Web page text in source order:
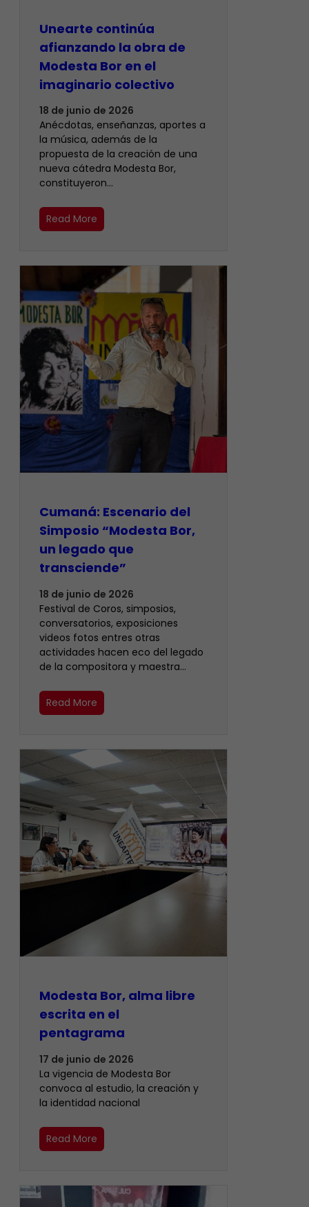
Unearte continúa
afianzando la obra de
Modesta Bor en el
imaginario colectivo
18 de junio de 2026
Anécdotas, enseñanzas, aportes a
la música, además de la
propuesta de la creación de una
nueva cátedra Modesta Bor,
constituyeron…
Read More
Cumaná: Escenario del
Simposio “Modesta Bor,
un legado que
transciende”
18 de junio de 2026
Festival de Coros, simposios,
conversatorios, exposiciones
videos fotos entres otras
actividades hacen eco del legado
de la compositora y maestra…
Read More
Modesta Bor, alma libre
escrita en el
pentagrama
17 de junio de 2026
La vigencia de Modesta Bor
convoca al estudio, la creación y
la identidad nacional
Read More